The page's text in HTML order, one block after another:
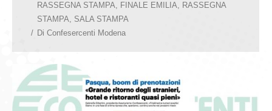
RASSEGNA STAMPA, FINALE EMILIA, RASSEGNA
STAMPA, SALA STAMPA
Di Confesercenti Modena